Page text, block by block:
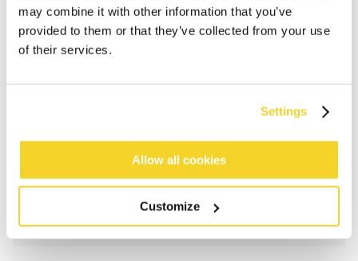
may combine it with other information that you’ve
provided to them or that they’ve collected from your use
of their services.
Settings
Allow all cookies
Customize
Freitag) bei uns eingehen, werden noch am selben
Kostenlose Lieferung für Bestellungen über 50€
innerhalb Deutschland